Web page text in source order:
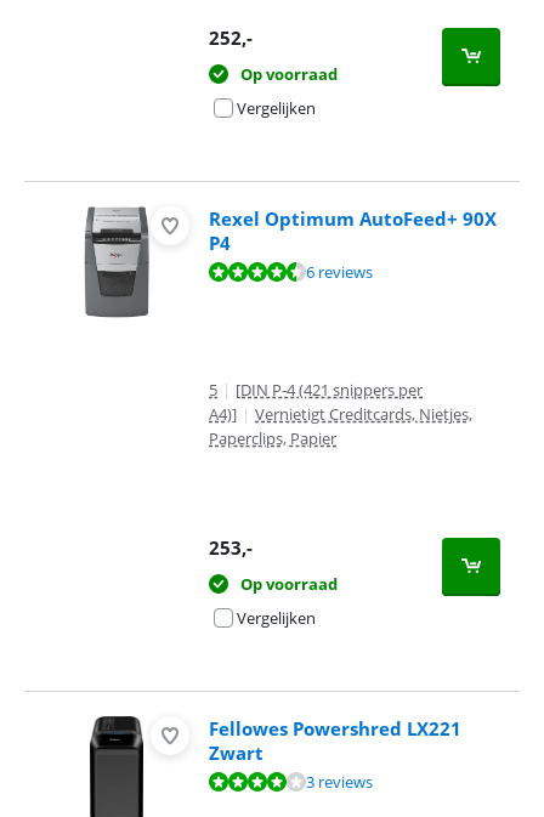
252,-
Op voorraad
Vergelijken
Rexel Optimum AutoFeed+ 90X
P4
Beoordeling is 8,8 van de 10, gebaseerd op 6 reviews.
6 reviews
5 | [DIN P-4 (421 snippers per
A4)] | Vernietigt Creditcards, Nietjes,
Paperclips, Papier
253,-
Op voorraad
Vergelijken
Fellowes Powershred LX221
Zwart
Beoordeling is 8,3 van de 10, gebaseerd op 3 reviews.
3 reviews